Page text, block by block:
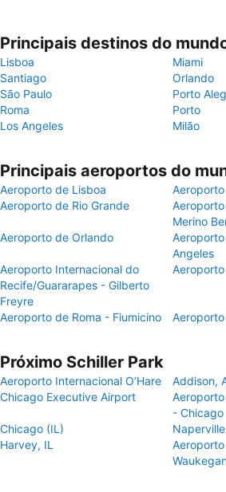
Principais destinos do
Lisboa
Miami
Santiago
Orlando
São Paulo
Porto
Roma
Porto
Los Angeles
Milão
Principais aeroportos do
Aeroporto de Lisboa
Aeroporto de Rio Grande
Merino
Aeroporto de Orlando
Angeles
Aeroporto Internacional do
Recife/Guararapes - Gilberto
Freyre
Aeroporto de Roma - Fiumicino
Próximo Schiller Park
Aeroporto Internacional O’Hare
Addison,
Chicago Executive Airport
- Chicago
Chicago (IL)
Harvey, IL